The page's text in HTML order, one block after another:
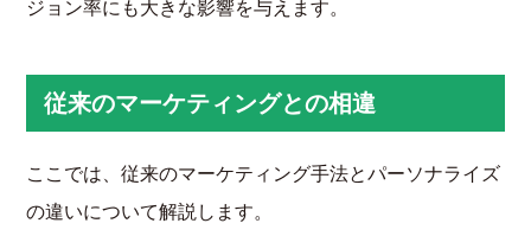
ジョン率にも大きな影響を与えます。
従来のマーケティングとの相違
ここでは、従来のマーケティング手法とパーソナライズ
の違いについて解説します。